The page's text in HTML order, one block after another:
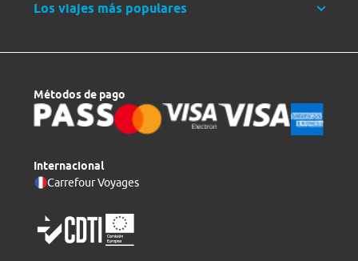
Los viajes más populares
Métodos de pago
Internacional
Carrefour Voyages